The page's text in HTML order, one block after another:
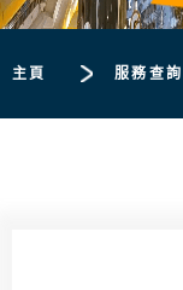
主頁 服務查詢